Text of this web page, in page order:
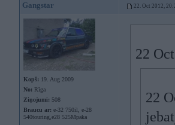
Gangstar 22. Oct 2012,
Kopš: 19. Aug 2009
No: Rīga
Ziņojumi: 508
Braucu ar: e-32 750il, e-28
540touring,e28 525Mpaka
22
22